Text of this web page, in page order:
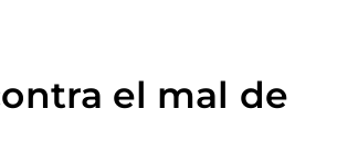
el mal de